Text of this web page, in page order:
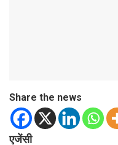
Share the news
एजेंसी